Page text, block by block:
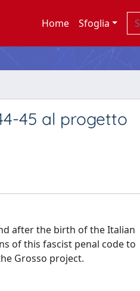
Home Sfoglia
45 al progetto
after the birth of the Italian
of this fascist penal code to
Grosso project.